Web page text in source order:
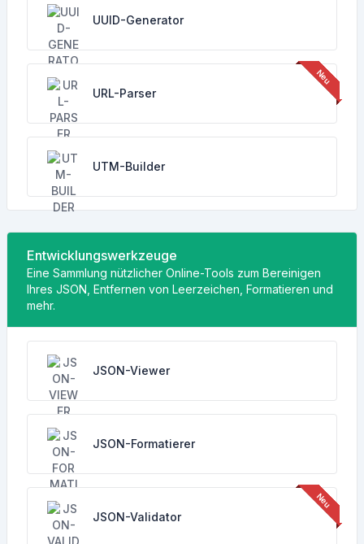
UUID-Generator
URL-Parser
UTM-Builder
Entwicklungswerkzeuge
Eine Sammlung nützlicher Online-Tools zum Bereinigen
Ihres JSON, Entfernen von Leerzeichen, Formatieren und
mehr.
JSON-Viewer
JSON-Formatierer
JSON-Validator